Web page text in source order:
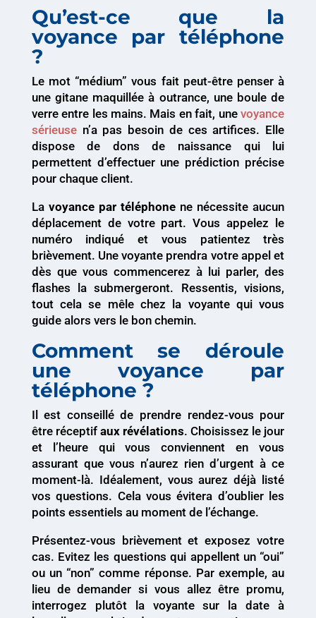
Qu’est-ce que la
voyance par téléphone
?
Le mot “médium” vous fait peut-être penser à
une gitane maquillée à outrance, une boule de
verre entre les mains. Mais en fait, unevoyance
sérieusen’a pas besoin de ces artifices. Elle
dispose de dons de naissance qui lui
permettent d’effectuer une prédiction précise
pour chaque client.
La voyance par téléphone ne nécessite aucun
déplacement de votre part. Vous appelez le
numéro indiqué et vous patientez très
brièvement. Une voyante prendra votre appel et
dès que vous commencerez à lui parler, des
flashes la submergeront. Ressentis, visions,
tout cela se mêle chez la voyante qui vous
guide alors vers le bon chemin.
Comment se déroule
une voyance par
téléphone ?
Il est conseillé de prendre rendez-vous pour
être réceptif aux révélations. Choisissez le jour
et l’heure qui vous conviennent en vous
assurant que vous n’aurez rien d’urgent à ce
moment-là. Idéalement, vous aurez déjà listé
vos questions. Cela vous évitera d’oublier les
points essentiels au moment de l’échange.
Présentez-vous brièvement et exposez votre
cas. Evitez les questions qui appellent un “oui”
ou un “non” comme réponse. Par exemple, au
lieu de demander si vous allez être promu,
interrogez plutôt la voyante sur la date à